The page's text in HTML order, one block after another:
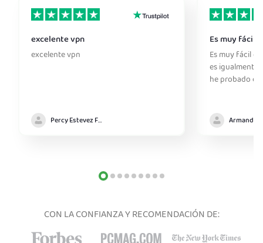
excelente vpn
excelente vpn
Percy Estevez Fuentes
Es muy fácil
Es muy fácil
es igualmente
he probado
CON LA CONFIANZA Y RECOMENDACIÓN DE: